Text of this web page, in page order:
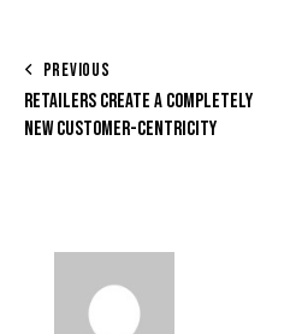
PREVIOUS
RETAILERS CREATE A COMPLETELY
NEW CUSTOMER-CENTRICITY